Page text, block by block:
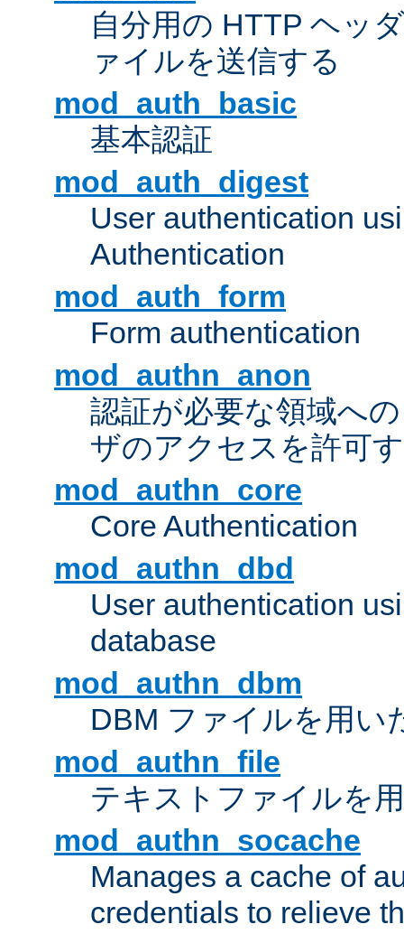
自分用の HTTP ヘッ
ァイルを送信する
mod_auth_basic
基本認証
mod_auth_digest
User authentication
Authentication
mod_auth_form
Form authentication
mod_authn_anon
認証が必要な領域へ
ザのアクセスを許可
mod_authn_core
Core Authentication
mod_authn_dbd
User authentication
database
mod_authn_dbm
DBM ファイルを用い
mod_authn_file
テキストファイルを
mod_authn_socache
Manages a cache of
credentials to relieve